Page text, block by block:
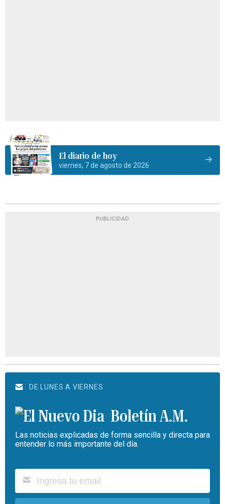
El diario de hoy
viernes, 7 de agosto de 2026
PUBLICIDAD
DE LUNES A VIERNES
Boletín A.M.
Las noticias explicadas de forma sencilla y directa para
entender lo más importante del día.